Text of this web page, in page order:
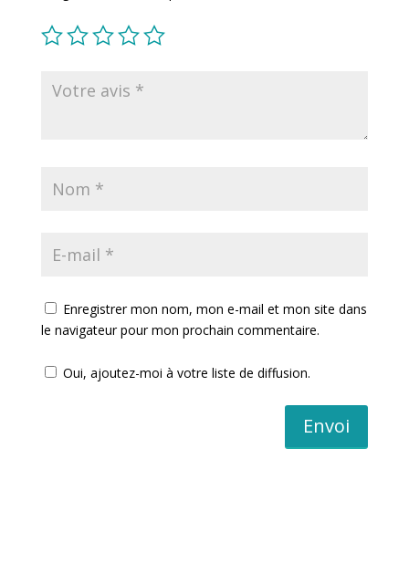
Enregistrer mon nom, mon e-mail et mon site dans
le navigateur pour mon prochain commentaire.
Oui, ajoutez-moi à votre liste de diffusion.
Envoi